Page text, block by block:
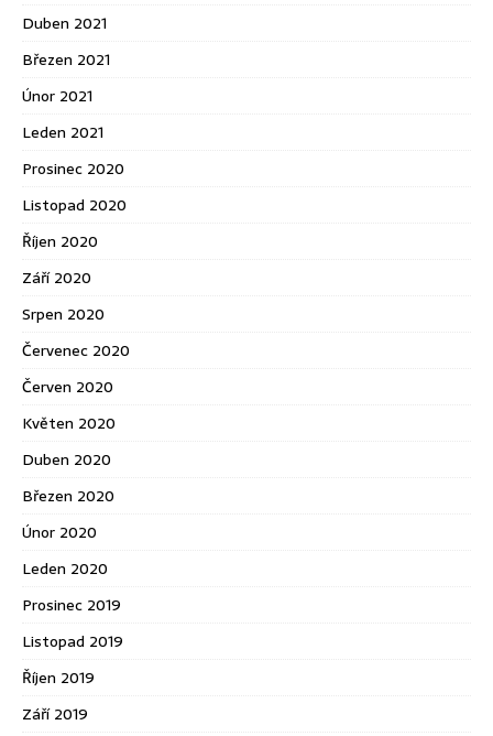
Duben 2021
Březen 2021
Únor 2021
Leden 2021
Prosinec 2020
Listopad 2020
Říjen 2020
Září 2020
Srpen 2020
Červenec 2020
Červen 2020
Květen 2020
Duben 2020
Březen 2020
Únor 2020
Leden 2020
Prosinec 2019
Listopad 2019
Říjen 2019
Září 2019